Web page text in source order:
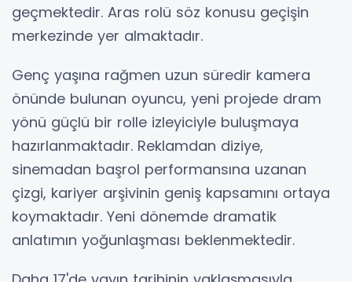
geçmektedir. Aras rolü söz konusu geçişin
merkezinde yer almaktadır.
Genç yaşına rağmen uzun süredir kamera
önünde bulunan oyuncu, yeni projede dram
yönü güçlü bir rolle izleyiciyle buluşmaya
hazırlanmaktadır. Reklamdan diziye,
sinemadan başrol performansına uzanan
çizgi, kariyer arşivinin geniş kapsamını ortaya
koymaktadır. Yeni dönemde dramatik
anlatımın yoğunlaşması beklenmektedir.